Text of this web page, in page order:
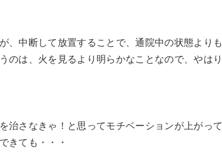
、中断して放置することで、通院中の状態よりも
のは、火を見るより明らかなことなので、やはり
治さなきゃ！と思ってモチベーションが上がって
きても・・・